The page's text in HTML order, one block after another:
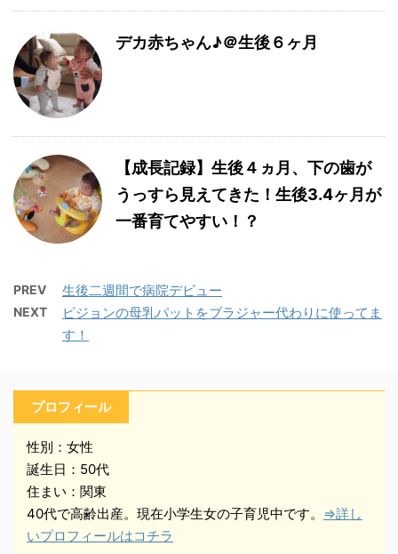
デカ赤ちゃん♪＠生後６ヶ月
【成長記録】生後４ヵ月、下の歯が
うっすら見えてきた！生後3.4ヶ月が
一番育てやすい！？
PREV 生後二週間で病院デビュー
NEXT
ピジョンの母乳パットをブラジャー代わりに使ってま
す！
プロフィール
性別：女性
誕生日：50代
住まい：関東
40代で高齢出産。現在小学生女の子育児中です。 ⇒詳し
いプロフィールはコチラ